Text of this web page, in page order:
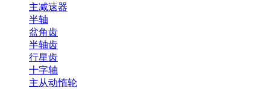
主减速器
半轴
盆角齿
半轴齿
行星齿
十字轴
主从动惰轮